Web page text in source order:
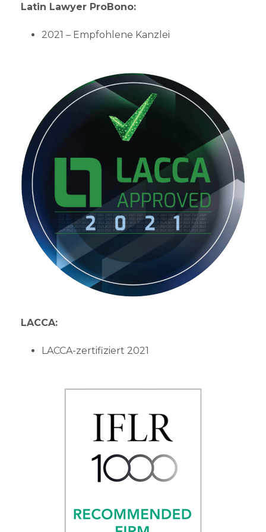
Latin Lawyer ProBono:
2021 – Empfohlene Kanzlei
LACCA:
LACCA-zertifiziert 2021